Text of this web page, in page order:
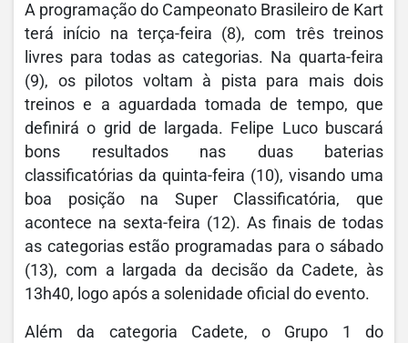
A programação do Campeonato Brasileiro de Kart
terá início na terça-feira (8), com três treinos
livres para todas as categorias. Na quarta-feira
(9), os pilotos voltam à pista para mais dois
treinos e a aguardada tomada de tempo, que
definirá o grid de largada. Felipe Luco buscará
bons resultados nas duas baterias
classificatórias da quinta-feira (10), visando uma
boa posição na Super Classificatória, que
acontece na sexta-feira (12). As finais de todas
as categorias estão programadas para o sábado
(13), com a largada da decisão da Cadete, às
13h40, logo após a solenidade oficial do evento.
Além da categoria Cadete, o Grupo 1 do